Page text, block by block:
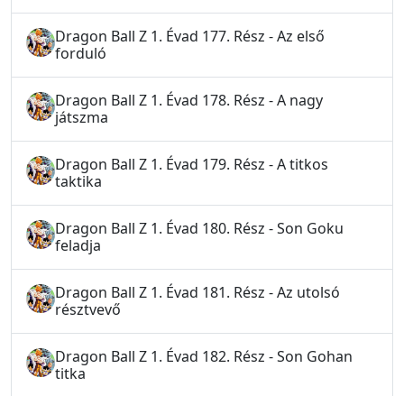
Dragon Ball Z 1. Évad 177. Rész - Az első
forduló
Dragon Ball Z 1. Évad 178. Rész - A nagy
játszma
Dragon Ball Z 1. Évad 179. Rész - A titkos
taktika
Dragon Ball Z 1. Évad 180. Rész - Son Goku
feladja
Dragon Ball Z 1. Évad 181. Rész - Az utolsó
résztvevő
Dragon Ball Z 1. Évad 182. Rész - Son Gohan
titka